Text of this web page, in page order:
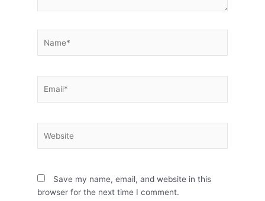
Save my name, email, and website in this
browser for the next time I comment.